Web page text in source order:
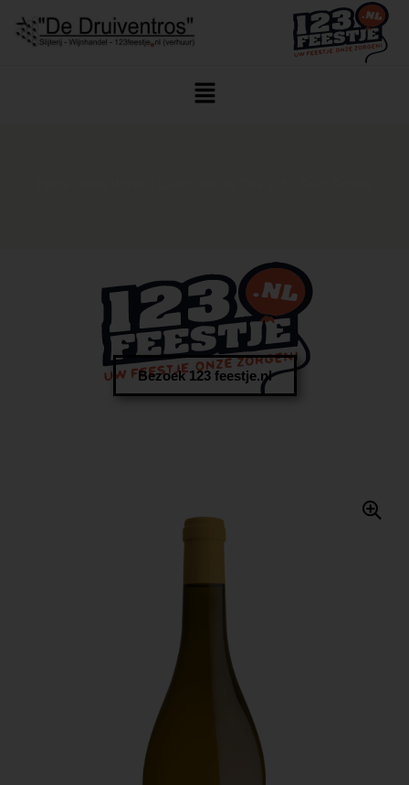
Bezoek 123 feestje.nl